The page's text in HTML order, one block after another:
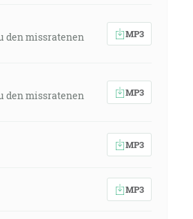
den missratenen
MP3
den missratenen
MP3
MP3
MP3